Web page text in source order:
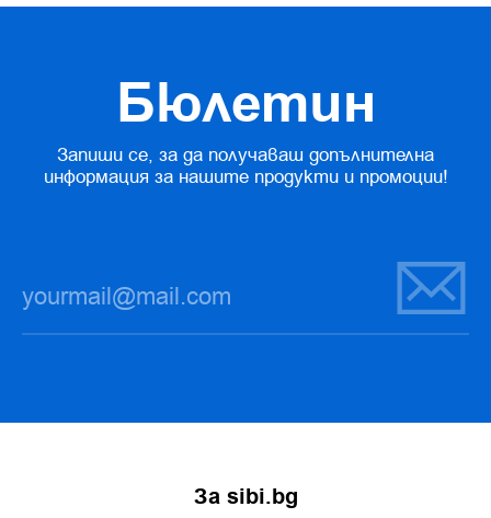
Бюлетин
Запиши се, за да получаваш допълнителна
информация за нашите продукти и промоции!
За sibi.bg